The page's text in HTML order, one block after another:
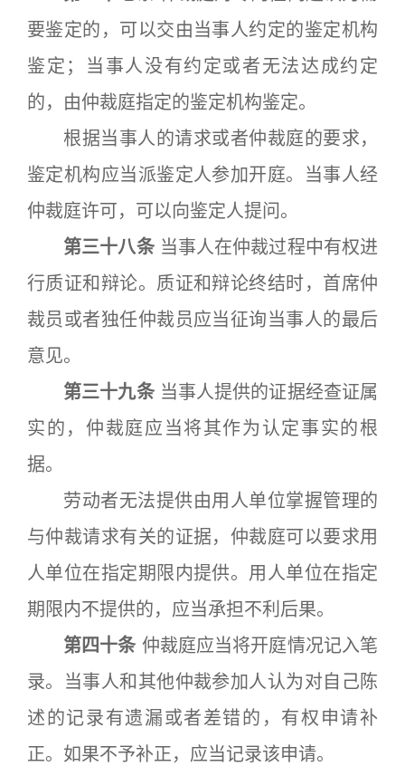
要鉴定的，可以交由当事人约定的鉴定机构
鉴定；当事人没有约定或者无法达成约定
的，由仲裁庭指定的鉴定机构鉴定。
根据当事人的请求或者仲裁庭的要求，
鉴定机构应当派鉴定人参加开庭。当事人经
仲裁庭许可，可以向鉴定人提问。
第三十八条当事人在仲裁过程中有权进
行质证和辩论。质证和辩论终结时，首席仲
裁员或者独任仲裁员应当征询当事人的最后
意见。
第三十九条当事人提供的证据经查证属
实的，仲裁庭应当将其作为认定事实的根
据。
劳动者无法提供由用人单位掌握管理的
与仲裁请求有关的证据，仲裁庭可以要求用
人单位在指定期限内提供。用人单位在指定
期限内不提供的，应当承担不利后果。
第四十条 仲裁庭应当将开庭情况记入笔
录。当事人和其他仲裁参加人认为对自己陈
述的记录有遗漏或者差错的，有权申请补
正。如果不予补正，应当记录该申请。